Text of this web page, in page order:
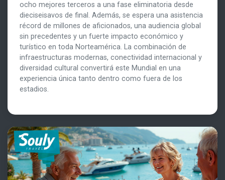
ocho mejores terceros a una fase eliminatoria desde
dieciseisavos de final. Además, se espera una asistencia
récord de millones de aficionados, una audiencia global
sin precedentes y un fuerte impacto económico y
turístico en toda Norteamérica. La combinación de
infraestructuras modernas, conectividad internacional y
diversidad cultural convertirá este Mundial en una
experiencia única tanto dentro como fuera de los
estadios.